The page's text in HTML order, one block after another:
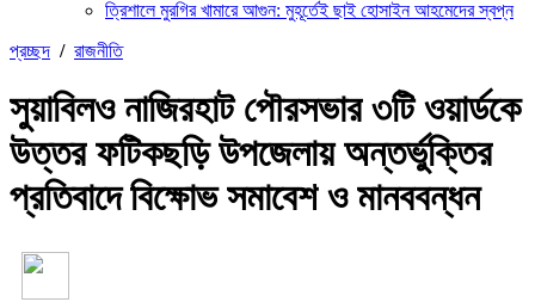
ত্রিশালে মুরগির খামারে আগুন: মুহূর্তেই ছাই হোসাইন আহমেদের স্বপ্ন
প্রচ্ছদ / রাজনীতি
সুয়াবিলও নাজিরহাট পৌরসভার ৩টি ওয়ার্ডকে
উত্তর ফটিকছড়ি উপজেলায় অন্তর্ভুক্তির
প্রতিবাদে বিক্ষোভ সমাবেশ ও মানববন্ধন